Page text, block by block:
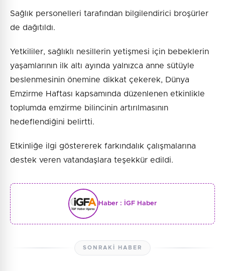
Sağlık personelleri tarafından bilgilendirici broşürler
de dağıtıldı.
Yetkililer, sağlıklı nesillerin yetişmesi için bebeklerin
yaşamlarının ilk altı ayında yalnızca anne sütüyle
beslenmesinin önemine dikkat çekerek, Dünya
Emzirme Haftası kapsamında düzenlenen etkinlikle
toplumda emzirme bilincinin artırılmasının
hedeflendiğini belirtti.
Etkinliğe ilgi göstererek farkındalık çalışmalarına
destek veren vatandaşlara teşekkür edildi.
Haber : İGF Haber
SONRAKI HABER